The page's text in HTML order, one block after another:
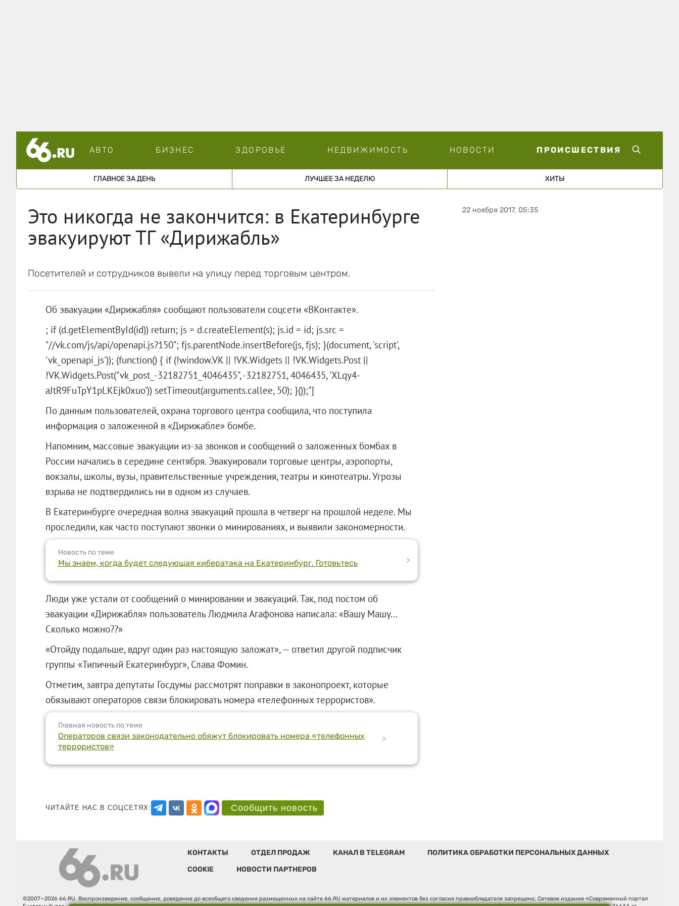
АВТО БИЗНЕС ЗДОРОВЬЕ НЕДВИЖИМОСТЬ НОВОСТИ ПРОИСШЕСТВИЯ
ГЛАВНОЕ ЗА ДЕНЬ ЛУЧШЕЕ ЗА НЕДЕЛЮ ХИТЫ
Это никогда не закончится: в Екатеринбурге
эвакуируют ТГ «Дирижабль»
Посетителей и сотрудников вывели на улицу перед торговым центром.
Об эвакуации «Дирижабля» сообщают пользователи соцсети «ВКонтакте».
; if (d.getElementById(id)) return; js = d.createElement(s); js.id = id; js.src =
"//vk.com/js/api/openapi.js?150"; fjs.parentNode.insertBefore(js, fjs); }(document, 'script',
'vk_openapi_js')); (function() { if (!window.VK || !VK.Widgets || !VK.Widgets.Post ||
!VK.Widgets.Post("vk_post_-32182751_4046435", -32182751, 4046435, 'XLqy4-
aJtR9FuTpY1pLKEjk0xuo')) setTimeout(arguments.callee, 50); }());"]
По данным пользователей, охрана торгового центра сообщила, что поступила
информация о заложенной в «Дирижабле» бомбе.
Напомним, массовые эвакуации из-за звонков и сообщений о заложенных бомбах в
России начались в середине сентября. Эвакуировали торговые центры, аэропорты,
вокзалы, школы, вузы, правительственные учреждения, театры и кинотеатры. Угрозы
взрыва не подтвердились ни в одном из случаев.
В Екатеринбурге очередная волна эвакуаций прошла в четверг на прошлой неделе. Мы
проследили, как часто поступают звонки о минированиях, и выявили закономерности.
Новость по теме
Мы знаем, когда будет следующая кибератака на Екатеринбург. Готовьтесь >
Люди уже устали от сообщений о минировании и эвакуаций. Так, под постом об
эвакуации «Дирижабля» пользователь Людмила Агафонова написала: «Вашу Машу...
Сколько можно??»
«Отойду подальше, вдруг один раз настоящую заложат», — ответил другой подписчик
группы «Типичный Екатеринбург», Слава Фомин.
Отметим, завтра депутаты Госдумы рассмотрят поправки в законопроект, которые
обязывают операторов связи блокировать номера «телефонных террористов».
Главная новость по теме
Операторов связи законодательно обяжут блокировать номера «телефонных
террористов»
>
ЧИТАЙТЕ НАС В СОЦСЕТЯХ: Сообщить новость
22 ноября 2017, 05:35
КОНТАКТЫ ОТДЕЛ ПРОДАЖ КАНАЛ В TELEGRAM
ПОЛИТИКА ОБРАБОТКИ ПЕРСОНАЛЬНЫХ ДАННЫХ
COOKIE
НОВОСТИ ПАРТНЕРОВ
©2007—2026 66.RU. Воспроизведение, сообщение, доведение до всеобщего сведения размещенных на сайте 66.RU материалов и их элементов без согласия правообладателя запрещено. Сетевое издание «Современный портал